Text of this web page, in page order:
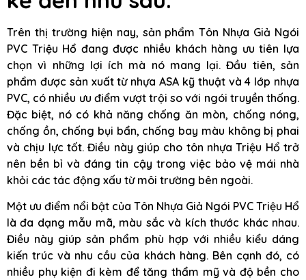
Trên thị trường hiện nay, sản phẩm Tôn Nhựa Giả Ngói
PVC Triệu Hổ đang được nhiều khách hàng ưu tiên lựa
chọn vì những lợi ích mà nó mang lại. Đầu tiên, sản
phẩm được sản xuất từ nhựa ASA kỹ thuật và 4 lớp nhựa
PVC, có nhiều ưu điểm vượt trội so với ngói truyền thống.
Đặc biệt, nó có khả năng chống ăn mòn, chống nóng,
chống ồn, chống bụi bẩn, chống bay màu không bị phai
và chịu lực tốt. Điều này giúp cho tôn nhựa Triệu Hổ trở
nên bền bỉ và đáng tin cậy trong việc bảo vệ mái nhà
khỏi các tác động xấu từ môi trường bên ngoài.
Một ưu điểm nổi bật của Tôn Nhựa Giả Ngói PVC Triệu Hổ
là đa dạng mẫu mã, màu sắc và kích thước khác nhau.
Điều này giúp sản phẩm phù hợp với nhiều kiểu dáng
kiến trúc và nhu cầu của khách hàng. Bên cạnh đó, có
nhiều phụ kiện đi kèm để tăng thẩm mỹ và độ bền cho